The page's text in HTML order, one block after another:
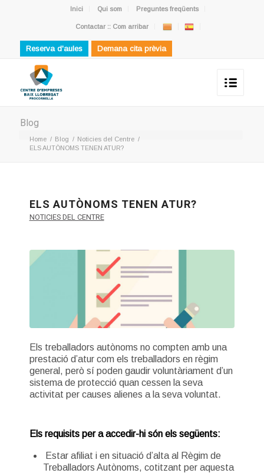
Inici Qui som Preguntes freqüents
Contactar :: Com arribar
Reserva d'aules Demana cita prèvia
Blog
Home / Blog / Noticies del Centre /
ELS AUTÒNOMS TENEN ATUR?
ELS AUTÒNOMS TENEN ATUR?
NOTICIES DEL CENTRE
Els treballadors autònoms no compten amb una
prestació d’atur com els treballadors en règim
general, però sí poden gaudir voluntàriament d’un
sistema de protecció quan cessen la seva
activitat per causes alienes a la seva voluntat.
Els requisits per a accedir-hi són els següents:
Estar afiliat i en situació d’alta al Règim de
Treballadors Autònoms, cotitzant per aquesta